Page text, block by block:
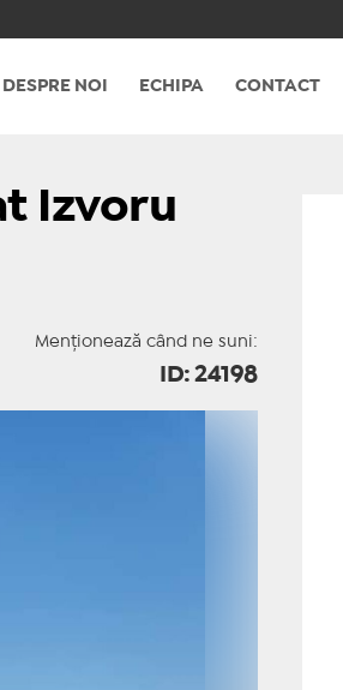
DESPRE NOI ECHIPA CONTACT
Izvoru
Menționează când ne suni:
ID: 24198